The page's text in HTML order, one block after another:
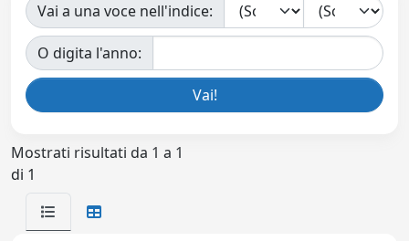
Vai a una voce nell'indice:
O digita l'anno:
Mostrati risultati da 1 a 1
di 1